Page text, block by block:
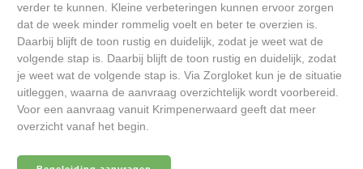
verder te kunnen. Kleine verbeteringen kunnen ervoor zorgen
dat de week minder rommelig voelt en beter te overzien is.
Daarbij blijft de toon rustig en duidelijk, zodat je weet wat de
volgende stap is. Daarbij blijft de toon rustig en duidelijk, zodat
je weet wat de volgende stap is. Via Zorgloket kun je de situatie
uitleggen, waarna de aanvraag overzichtelijk wordt voorbereid.
Voor een aanvraag vanuit Krimpenerwaard geeft dat meer
overzicht vanaf het begin.